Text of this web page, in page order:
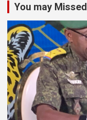
You may Missed